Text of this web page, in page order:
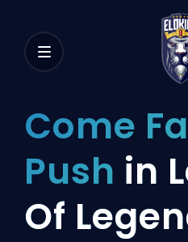
Come
Push in
Of